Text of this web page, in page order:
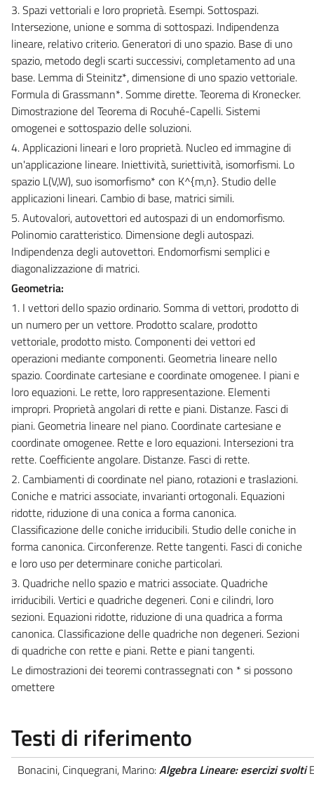
3. Spazi vettoriali e loro proprietà. Esempi. Sottospazi.
Intersezione, unione e somma di sottospazi. Indipendenza
lineare, relativo criterio. Generatori di uno spazio. Base di uno
spazio, metodo degli scarti successivi, completamento ad una
base. Lemma di Steinitz*, dimensione di uno spazio vettoriale.
Formula di Grassmann*. Somme dirette. Teorema di Kronecker.
Dimostrazione del Teorema di Rocuhé-Capelli. Sistemi
omogenei e sottospazio delle soluzioni.
4. Applicazioni lineari e loro proprietà. Nucleo ed immagine di
un'applicazione lineare. Iniettività, suriettività, isomorfismi. Lo
spazio L(V,W), suo isomorfismo* con K^{m,n}. Studio delle
applicazioni lineari. Cambio di base, matrici simili.
5. Autovalori, autovettori ed autospazi di un endomorfismo.
Polinomio caratteristico. Dimensione degli autospazi.
Indipendenza degli autovettori. Endomorfismi semplici e
diagonalizzazione di matrici.
Geometria:
1. I vettori dello spazio ordinario. Somma di vettori, prodotto di
un numero per un vettore. Prodotto scalare, prodotto
vettoriale, prodotto misto. Componenti dei vettori ed
operazioni mediante componenti. Geometria lineare nello
spazio. Coordinate cartesiane e coordinate omogenee. I piani e
loro equazioni. Le rette, loro rappresentazione. Elementi
impropri. Proprietà angolari di rette e piani. Distanze. Fasci di
piani. Geometria lineare nel piano. Coordinate cartesiane e
coordinate omogenee. Rette e loro equazioni. Intersezioni tra
rette. Coefficiente angolare. Distanze. Fasci di rette.
2. Cambiamenti di coordinate nel piano, rotazioni e traslazioni.
Coniche e matrici associate, invarianti ortogonali. Equazioni
ridotte, riduzione di una conica a forma canonica.
Classificazione delle coniche irriducibili. Studio delle coniche in
forma canonica. Circonferenze. Rette tangenti. Fasci di coniche
e loro uso per determinare coniche particolari.
3. Quadriche nello spazio e matrici associate. Quadriche
irriducibili. Vertici e quadriche degeneri. Coni e cilindri, loro
sezioni. Equazioni ridotte, riduzione di una quadrica a forma
canonica. Classificazione delle quadriche non degeneri. Sezioni
di quadriche con rette e piani. Rette e piani tangenti.
Le dimostrazioni dei teoremi contrassegnati con * si possono
omettere
Testi di riferimento
Bonacini, Cinquegrani, Marino:Algebra Lineare: esercizi svolti